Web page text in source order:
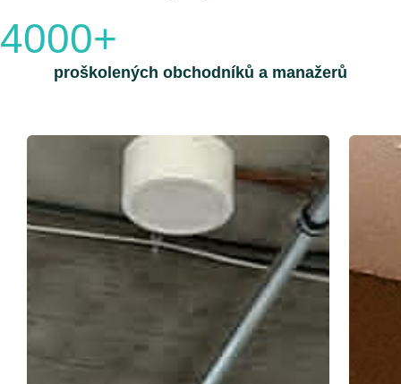
4000+
proškolených obchodníků a manažerů